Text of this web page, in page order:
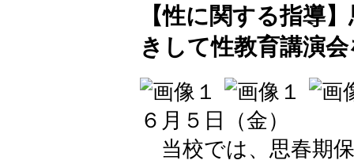
【性に関する指導
きして性教育講演
６月５日（金）
当校では、思春期